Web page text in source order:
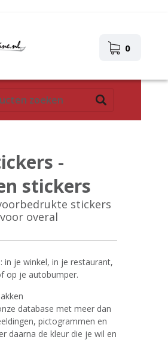
0
-
stickers
stickers
overal
in je winkel, in je restaurant,
op je autobumper.
database met meer dan
pictogrammen en
daarna de kleur die je wil en